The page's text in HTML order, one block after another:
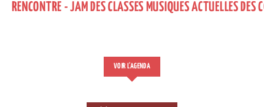
RENCONTRE - JAM DES CLASSES MUSIQUES ACTUELLES DES
VOIR L'AGENDA